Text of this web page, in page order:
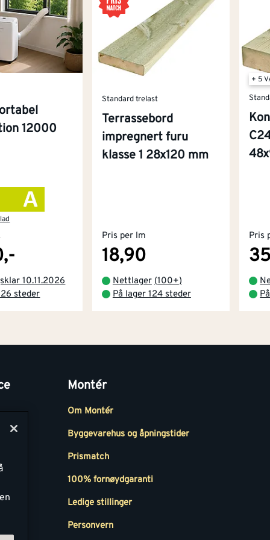
12000
10.11.2026
steder
Standard trelast
Terrassebord
impregnert furu
klasse 1 28x120 mm
Pris per lm
18,90
Nettlager (100+)
På lager 124 steder
+ 5
Pris
Montér
Om Montér
Byggevarehus og åpningstider
Prismatch
100% fornøydgaranti
Ledige stillinger
Personvern